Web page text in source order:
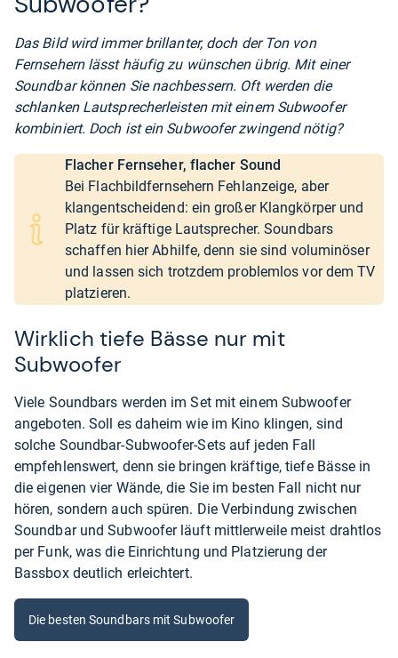
Das Bild wird immer brillanter, doch der Ton von
Fernsehern lässt häufig zu wünschen übrig. Mit einer
Soundbar können Sie nachbessern. Oft werden die
schlanken Lautsprecherleisten mit einem Subwoofer
kombiniert. Doch ist ein Subwoofer zwingend nötig?
Flacher Fernseher, flacher Sound
Bei Flachbildfernsehern Fehlanzeige, aber
klangentscheidend: ein großer Klangkörper und
Platz für kräftige Lautsprecher. Soundbars
schaffen hier Abhilfe, denn sie sind voluminöser
und lassen sich trotzdem problemlos vor dem TV
platzieren.
Wirklich tiefe Bässe nur mit
Subwoofer
Viele Soundbars werden im Set mit einem Subwoofer
angeboten. Soll es daheim wie im Kino klingen, sind
solche Soundbar-Subwoofer-Sets auf jeden Fall
empfehlenswert, denn sie bringen kräftige, tiefe Bässe in
die eigenen vier Wände, die Sie im besten Fall nicht nur
hören, sondern auch spüren. Die Verbindung zwischen
Soundbar und Subwoofer läuft mittlerweile meist drahtlos
per Funk, was die Einrichtung und Platzierung der
Bassbox deutlich erleichtert.
Die besten Soundbars mit Subwoofer